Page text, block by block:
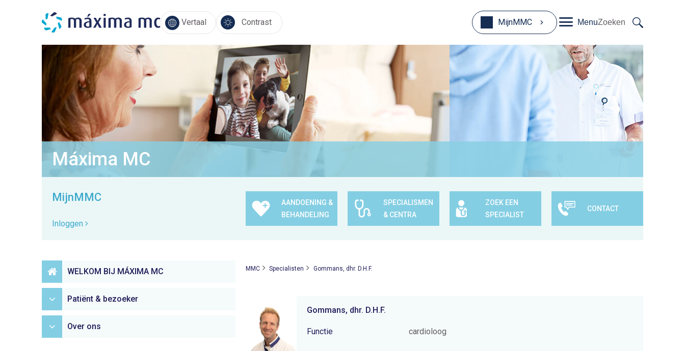
Vertaal Contrast MijnMMC MenuZoeken
Máxima MC
MijnMMC
Inloggen
AANDOENING &
BEHANDELING
SPECIALISMEN
& CENTRA
ZOEK EEN
SPECIALIST
CONTACT
WELKOM BIJ MÁXIMA MC
Patiënt & bezoeker
Over ons
MMC Specialisten Gommans, dhr. D.H.F.
Gommans, dhr. D.H.F.
Functie cardioloog